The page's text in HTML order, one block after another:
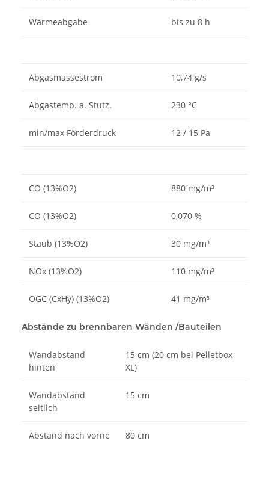
Wärmeabgabe bis zu 8 h
Abgasmassestrom 10,74 g/s
Abgastemp. a. Stutz. 230 °C
min/max Förderdruck 12 / 15 Pa
CO (13%O2) 880 mg/m³
CO (13%O2) 0,070 %
Staub (13%O2) 30 mg/m³
NOx (13%O2) 110 mg/m³
OGC (CxHy) (13%O2) 41 mg/m³
Abstände zu brennbaren Wänden /Bauteilen
Wandabstand
hinten
15 cm (20 cm bei Pelletbox
XL)
Wandabstand
seitlich
15 cm
Abstand nach vorne 80 cm